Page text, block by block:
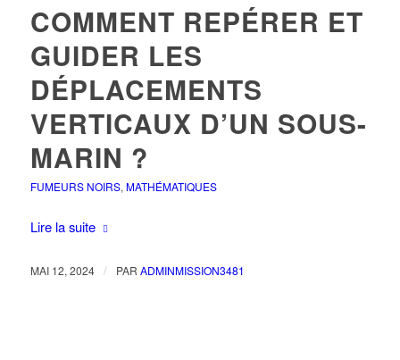
COMMENT REPÉRER ET
GUIDER LES
DÉPLACEMENTS
VERTICAUX D’UN SOUS-
MARIN ?
FUMEURS NOIRS, MATHÉMATIQUES
Lire la suite
MAI 12, 2024 / PAR ADMINMISSION3481